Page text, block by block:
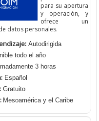
para su apertura
y operación, y
ofrece un
datos personales.
Autodirigida
todo el año
3 horas
Español
Gratuito
: Mesoamérica y el Caribe